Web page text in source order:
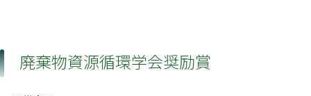
廃棄物資源循環学会奨励賞